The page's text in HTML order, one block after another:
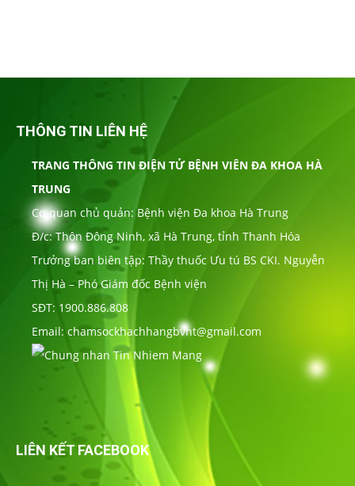
THÔNG TIN LIÊN HỆ
TRANG THÔNG TIN ĐIỆN TỬ BỆNH VIÊN ĐA KHOA HÀ
TRUNG
Cơ quan chủ quản: Bệnh viện Đa khoa Hà Trung
Đ/c: Thôn Đông Ninh, xã Hà Trung, tỉnh Thanh Hóa
Trưởng ban biên tập: Thầy thuốc Ưu tú BS CKI. Nguyễn
Thị Hà – Phó Giám đốc Bệnh viện
SĐT: 1900.886.808
Email: chamsockhachhangbvht@gmail.com
LIÊN KẾT FACEBOOK